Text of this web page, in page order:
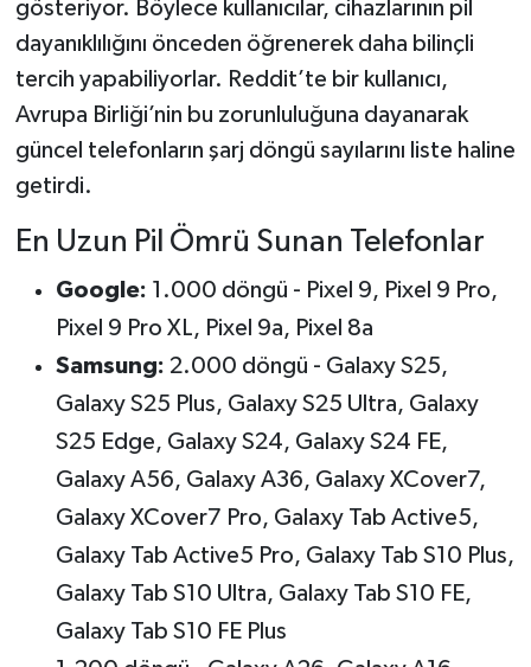
gösteriyor. Böylece kullanıcılar, cihazlarının pil
dayanıklılığını önceden öğrenerek daha bilinçli
tercih yapabiliyorlar. Reddit’te bir kullanıcı,
Avrupa Birliği’nin bu zorunluluğuna dayanarak
güncel telefonların şarj döngü sayılarını liste haline
getirdi.
En Uzun Pil Ömrü Sunan Telefonlar
Google: 1.000 döngü - Pixel 9, Pixel 9 Pro,
Pixel 9 Pro XL, Pixel 9a, Pixel 8a
Samsung: 2.000 döngü - Galaxy S25,
Galaxy S25 Plus, Galaxy S25 Ultra, Galaxy
S25 Edge, Galaxy S24, Galaxy S24 FE,
Galaxy A56, Galaxy A36, Galaxy XCover7,
Galaxy XCover7 Pro, Galaxy Tab Active5,
Galaxy Tab Active5 Pro, Galaxy Tab S10 Plus,
Galaxy Tab S10 Ultra, Galaxy Tab S10 FE,
Galaxy Tab S10 FE Plus